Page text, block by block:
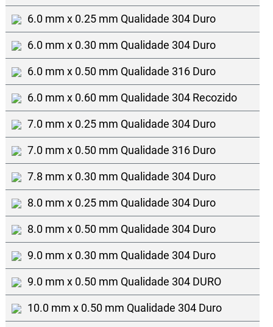
6.0 mm x 0.25 mm Qualidade 304 Duro
6.0 mm x 0.30 mm Qualidade 304 Duro
6.0 mm x 0.50 mm Qualidade 316 Duro
6.0 mm x 0.60 mm Qualidade 304 Recozido
7.0 mm x 0.25 mm Qualidade 304 Duro
7.0 mm x 0.50 mm Qualidade 316 Duro
7.8 mm x 0.30 mm Qualidade 304 Duro
8.0 mm x 0.25 mm Qualidade 304 Duro
8.0 mm x 0.50 mm Qualidade 304 Duro
9.0 mm x 0.30 mm Qualidade 304 Duro
9.0 mm x 0.50 mm Qualidade 304 DURO
10.0 mm x 0.50 mm Qualidade 304 Duro